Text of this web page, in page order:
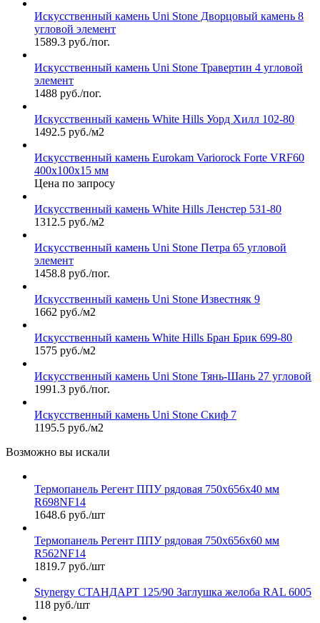
Искусственный камень Uni Stone Дворцовый камень 8
угловой элемент
1589.3 руб./пог.
Искусственный камень Uni Stone Травертин 4 угловой
элемент
1488 руб./пог.
Искусственный камень White Hills Уорд Хилл 102-80
1492.5 руб./м2
Искусственный камень Eurokam Variorock Forte VRF60
400х100х15 мм
Цена по запросу
Искусственный камень White Hills Ленстер 531-80
1312.5 руб./м2
Искусственный камень Uni Stone Петра 65 угловой
элемент
1458.8 руб./пог.
Искусственный камень Uni Stone Известняк 9
1662 руб./м2
Искусственный камень White Hills Бран Брик 699-80
1575 руб./м2
Искусственный камень Uni Stone Тянь-Шань 27 угловой
1991.3 руб./пог.
Искусственный камень Uni Stone Скиф 7
1195.5 руб./м2
Возможно вы искали
Термопанель Регент ППУ рядовая 750х656х40 мм
R698NF14
1648.6 руб./шт
Термопанель Регент ППУ рядовая 750х656х60 мм
R562NF14
1819.7 руб./шт
Stynergy СТАНДАРТ 125/90 Заглушка желоба RAL 6005
118 руб./шт